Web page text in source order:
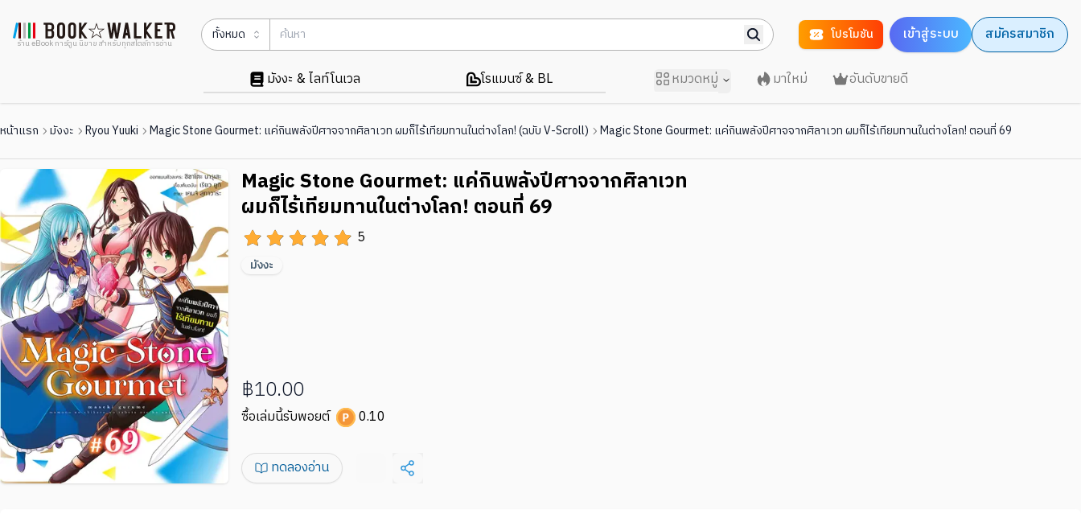
ร้าน eBook การ์ตูน นิยาย สำหรับทุกสไตล์การอ่าน
ทั้งหมด โปรโมชัน เข้าสู่ระบบ สมัครสมาชิก
มังงะ & ไลท์โนเวล โรแมนซ์ & BL หมวดหมู่ มาใหม่ อันดับขายดี
หน้าแรก มังงะ Ryou Yuuki Magic Stone Gourmet: แค่กินพลังปีศาจจากศิลาเวท ผมก็ไร้เทียมทานในต่างโลก! (ฉบับ V-Scroll) Magic Stone Gourmet: แค่กินพลังปีศาจจากศิลาเวท ผมก็ไร้เทียมทานในต่างโลก! ตอนที่ 69
Magic Stone Gourmet: แค่กินพลังปีศาจจากศิลาเวท
ผมก็ไร้เทียมทานในต่างโลก! ตอนที่ 69
5
มังงะ
฿10.00
ซื้อเล่มนี้รับพอยต์ 0.10
ทดลองอ่าน